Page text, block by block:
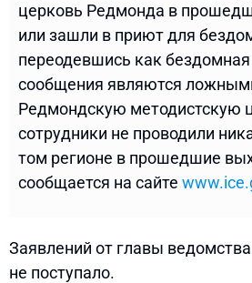
церковь Редмонда в
или зашли в приют для
переодевшись как
сообщения являются
Редмондскую методистскую
сотрудники не проводили
том регионе в прошедшие
сообщается на сайте
Заявлений от главы ведомства
не поступало.